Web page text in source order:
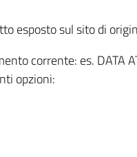
esposto sul sito di
corrente: es. DATA
opzioni: